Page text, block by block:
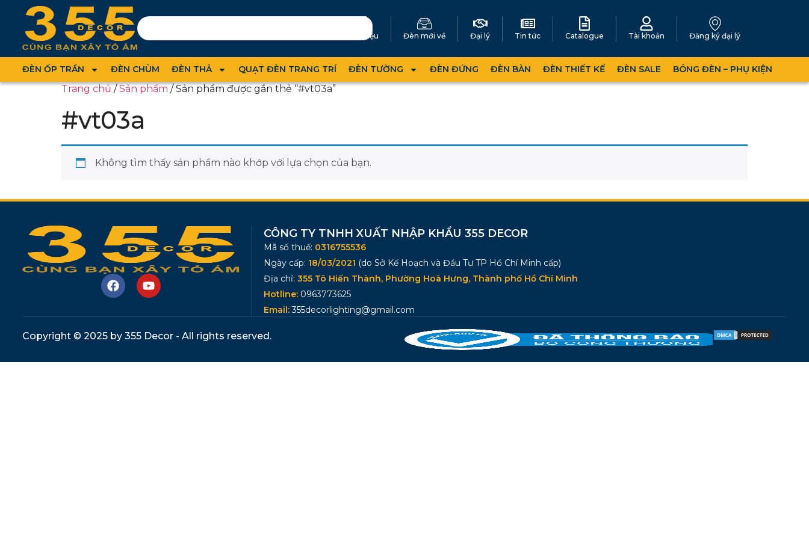
Giới thiệu Đèn mới về Đại lý Tin tức Catalogue Tài khoản Đăng ký đại lý
ĐÈN ỐP TRẦN ĐÈN CHÙM ĐÈN THẢ QUẠT ĐÈN TRANG TRÍ ĐÈN TƯỜNG ĐÈN ĐỨNG ĐÈN BÀN ĐÈN THIẾT KẾ ĐÈN SALE BÓNG ĐÈN – PHỤ KIỆN
Trang chủ/Sản phẩm/ Sản phẩm được gắn thẻ “#vt03a”
#vt03a
Không tìm thấy sản phẩm nào khớp với lựa chọn của bạn.
CÔNG TY TNHH XUẤT NHẬP KHẨU 355 DECOR
Mã số thuế: 0316755536
Ngày cấp: 18/03/2021 (do Sở Kế Hoạch và Đầu Tư TP Hồ Chí Minh cấp)
Địa chỉ: 355 Tô Hiến Thành, Phường Hoà Hưng, Thành phố Hồ Chí Minh
Hotline: 0963773625
Email:355decorlighting@gmail.com
Copyright © 2025 by 355 Decor - All rights reserved.